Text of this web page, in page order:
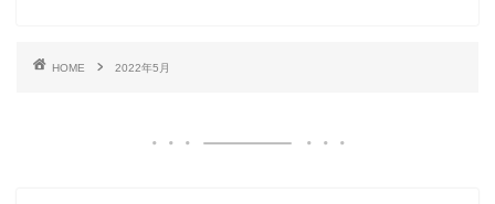
HOME 2022年5月